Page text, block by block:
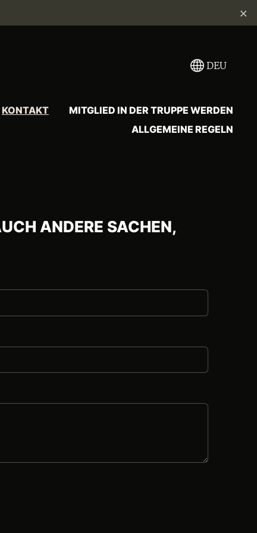
×
KONTAKT
MITGLIED IN DER TRUPPE WERDEN
ALLGEMEINE REGELN
DEU
ANDERE SACHEN,